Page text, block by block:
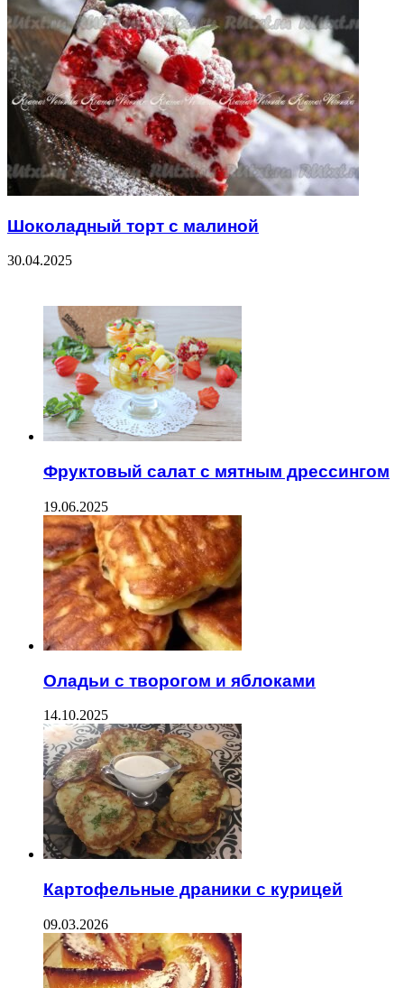
Шоколадный торт с малиной
30.04.2025
Фруктовый салат с мятным дрессингом
19.06.2025
Оладьи с творогом и яблоками
14.10.2025
Картофельные драники с курицей
09.03.2026